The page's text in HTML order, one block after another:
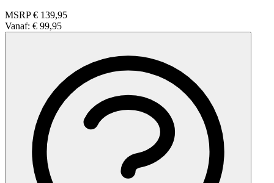
MSRP € 139,95
Vanaf: € 99,95